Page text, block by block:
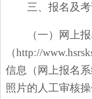
三、报名及
（一）网上报
（http://
信息（网上报名
照片的人工审核